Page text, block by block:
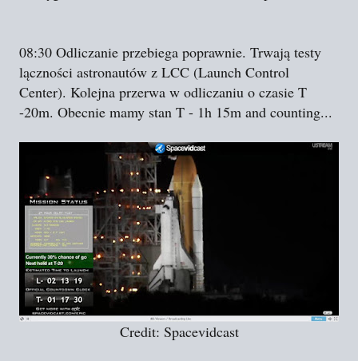
08:30 Odliczanie przebiega poprawnie. Trwają testy
lączności astronautów z LCC (Launch Control
Center). Kolejna przerwa w odliczaniu o czasie T
-20m. Obecnie mamy stan T - 1h 15m and counting...
Credit: Spacevidcast